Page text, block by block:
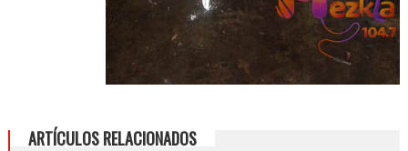
ARTÍCULOS RELACIONADOS